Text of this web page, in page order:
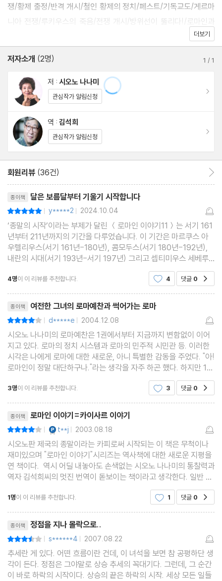
쟁/황제 출정/반격 개시/철인 황제의 정치/페스트/기독교도/게르마
니아 전쟁/루키우스의 죽음/전쟁 개시/방위선이 뚫리다!/로마인과
야만족/시대의 변화/마르쿠스 아우렐리우스의 원기둥/도나우 강 전
습 확립/제2차 게르마니아 전쟁/죽음
제2부 콤모두스 황제
영화와 역사/전쟁 종결/60년의 평화/인간 콤모두스/누나 루킬라/
음모/처음 5년간/측근 정치/로마의 헤라클레스/암살
제3부 내란의 시대
군단의 성공신화/페르티낙스 황제/제위 쟁탈전의 시작/로마 진군/
수도 로마에서/경쟁자 알비누스/또 하나의 성공 신화/이수스 평원
제4부 셉티미우스 세베루스 황제
군인황제/뜻밖의 결과/동방 원정, 그리고 그 결과/금의환향/브리타
연표
참고문헌
더보기
저자소개 (2명) 1 /1
저 : 시오노 나나미
관심작가 알림신청
역 : 김석희
관심작가 알림신청
회원리뷰 (36건)
종이책 달은 보름달부터 기울기 시작합니다
| y*****2 | 2024.10.04
‘종말의 시작’이라는 부제가 달린 ＜로마인 이야기11＞는 서기 161
년부터 211년까지의 기간을 다루었습니다. 이 기간은 마르쿠스 아
우렐리우스(서기 161년-180년), 콤모두스(서기 180년-192년),
내란의 시대(서기 193년-서기 197년) 그리고 셉티미우스 세베루
스(서기 193년-211년) 등이 황제였습니다. 내란의 시대에는 페르
티낙스, 디디우스 율리아누스, 클로디우스 알비누스, 페스켄니
4명이 이 리뷰를 추천합니다. 4 댓글 0
종이책 여전한 그녀의 로마예찬과 썩어가는 로마
| d*****e | 2004.12.08
시오노 나나미의 로마예찬은 1권에서부터 지금까지 변함없이 이어
지고 있다. 로마의 정치 시스템과 로마의 민주적 시민관 등. 이러한
시각은 나에게 로마에 대한 새로운, 아니 특별한 감동을 주었다. "아!
로마인이 정말 대단하구나."라는 생각을 자주 하곤 했다. 하지만 11
권부터는 로마의 멸망을 주로 다루고 있다. 많은 것을 느끼게 한다.
한 나라의 쇠락이 이렇게 간단하구나 하는
3명이 이 리뷰를 추천합니다. 3 댓글 0
종이책 로마인 이야기=카이사르 이야기
| t**j | 2003.08.18
시오노판 제국의 종말이라는 카피로써 시작되는 이 책은 무척이나
재미있으며 "로마인 이야기"시리즈는 역사책에 대한 새로운 지평을
연 책이다. 역시 어딜 내놓아도 손색없는 시오노 나나미의 통찰력과
역자 김석희씨의 멋진 번역이 돋보이는 책이라고 생각한다. 일반 역
사책들과 달리 역사적 사실만 언급하지않고 제목과 같이 "로마
인."로마인을 중심으로 이야기를 하니 우리는 그저
1명이 이 리뷰를 추천합니다. 1 댓글 0
종이책 정점을 지나 몰락으로..
| s******4 | 2007.08.22
추세란 게 있다. 어떤 흐름이란 건데, 이 녀석을 보면 참 공평하단 생
각이 든다. 정점은 그야말로 상승 추세의 꼭대기다. 그런데, 그 순간
이 바로 하락의 시작이다. 상승의 끝은 하락의 시작. 세상 모든 일들